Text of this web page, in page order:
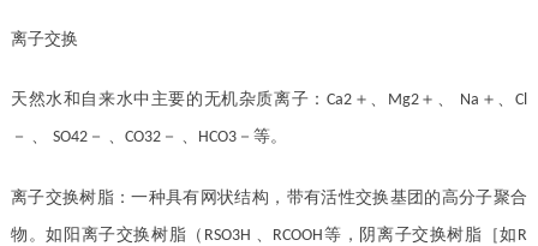
离子交换
天然水和自来水中主要的无机杂质离子： Ca2＋、 Mg2＋、 Na ＋、Cl
－ 、 SO42－ 、 CO32－ 、 HCO3－等。
离子交换树脂：一种具有网状结构，带有活性交换基团的高分子聚合
物。如阳离子交换树脂（ RSO3H 、 RCOOH等，阴离子交换树脂［如 R